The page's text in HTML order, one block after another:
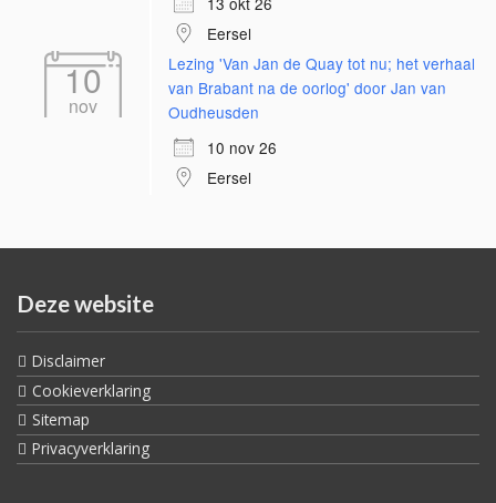
Eersel
10
nov
Lezing 'Van Jan de Quay tot nu; het verhaal
van Brabant na de oorlog' door Jan van
Oudheusden
10 nov 26
Eersel
Deze website
Disclaimer
Cookieverklaring
Sitemap
Privacyverklaring